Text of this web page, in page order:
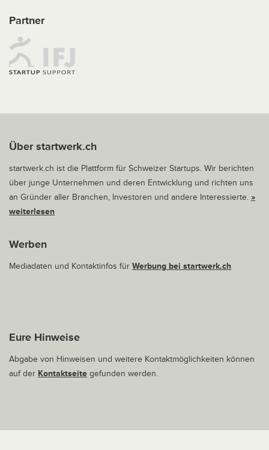
Partner
Über startwerk.ch
startwerk.ch ist die Plattform für Schweizer Startups. Wir berichten
über junge Unternehmen und deren Entwicklung und richten uns
an Gründer aller Branchen, Investoren und andere Interessierte. »
weiterlesen
Werben
Mediadaten und Kontaktinfos für Werbung bei startwerk.ch
Eure Hinweise
Abgabe von Hinweisen und weitere Kontaktmöglichkeiten können
auf der Kontaktseite gefunden werden.